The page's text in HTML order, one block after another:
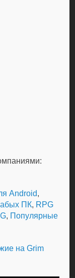
Android,
ПК, RPG
, Популярные
на Grim